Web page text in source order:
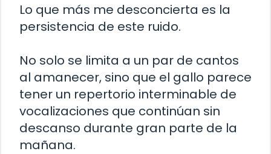
Lo que más me desconcierta es la
persistencia de este ruido.
No solo se limita a un par de cantos
al amanecer, sino que el gallo parece
tener un repertorio interminable de
vocalizaciones que continúan sin
descanso durante gran parte de la
mañana.